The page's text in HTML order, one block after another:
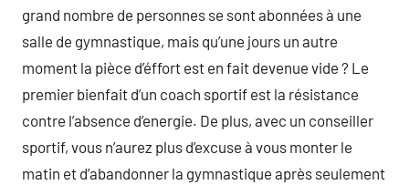
grand nombre de personnes se sont abonnées à une
salle de gymnastique, mais qu’une jours un autre
moment la pièce d’éffort est en fait devenue vide ? Le
premier bienfait d’un coach sportif est la résistance
contre l’absence d’energie. De plus, avec un conseiller
sportif, vous n’aurez plus d’excuse à vous monter le
matin et d’abandonner la gymnastique après seulement